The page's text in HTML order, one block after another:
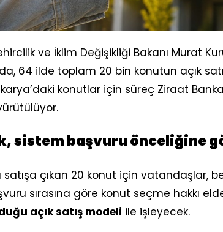
ve İklim Değişikliği Bakanı Murat
64 ilde toplam 20 bin konutun açık
konutlar için süreç Ziraat
sistem başvuru önceliğine
satışa çıkan 20 konut için vatandaşlar,
sırasına göre konut seçme hakkı
açık satış modeli ile işleyecek.